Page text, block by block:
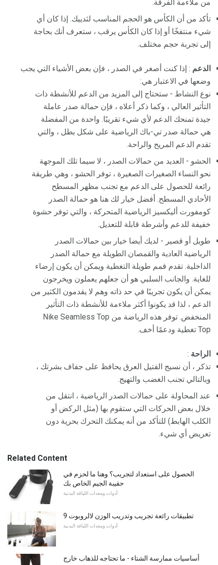
من ملاءمة الفرقة.
تأكد من أن الكأس هو الحجم المناسب لثدييك. إذا كان أي
شيء منتفخًا أو إذا كان الكأس يرقب ، ستعرف أنك بحاجة
إلى تجربة حجم مختلف.
الدعم : إذا كنت أصغر في الصدر ، فإن بعض الأشياء التي يجب
وضعها في الاعتبار هي:
نوع النشاط - ستحتاج إلى المزيد من الدعم للأنشطة ذات
التأثير العالي ، وكما ذكر أعلاه ، فإن حمالة صدر عاملة
جيدة تمنحك الدعم لأي شيء تقريبًا. واحدة من المفضلة
هي حمالة صدر تي-باك الرياضية على شكل بطل ، والتي
تقدم الدعم المريح والراحة.
الحشو - العديد من حمالات الصدر ، لا سيما تلك الموجهة
نحو النساء الصغيرات الصغيرة ، توفر الحشو ، وهي طريقة
رائعة للحصول على الدعم مع تجنب مظهر المسطح
الأحادي المسطح. أفضل خيار لك هنا هو حمالة الصدر
كومفورت أليكسيز الرياضية المتحركة ، والتي توفر حشوة
خفيفة للدعم وأشرطة قابلة للتعديل.
طويل أو قصير - لديك أيضا خيار بين حمالات الصدر
الرياضية العادية والقمصان الطويلة مع حمالة الصدر
الداخلية. تقدم قمم طويلة التغطية ويمكن أن يكون إرضاء
للغاية. والجانب السلبي هو أن جعلهم يعملون ويخرجون
يمكن أن يكون تجريبًا في حد ذاته وهم لا يقدمون الكثير من
الدعم ، لذا قد يكونوا أكثر ملاءمة للأنشطة ذات التأثير
المنخفض. توفر هذه الرياضة من Nike Seamless Top
Top تغطية ودعمًا أخف.
الراحة :
تذكر ، أن نسيج الفتيل العرق يحافظ على جفاف بشرتك ،
وبالتالي تجنب الغضب والتهيج.
عند المحاولة على حمالات الصدر الرياضية ، انتقل من
خلال بعض الحركات التي ستقوم بها (مثل الركض أو
الكلب الهابط) للتأكد من أنه يمكنك التحرك بحرية دون
تعريض أي شيء.
Related Content
الحصول على استعداد لتجريب؟ وهنا ما لحزم في
حقيبة الجيم الخاص بك
أدوات ومعدات اللياقة البدنية
9 تطبيقات رائعة تجريب وتدريب الوزن لالروبوت
أدوات ومعدات اللياقة البدنية
أساسيات ممارسة الشتاء - ما تحتاجه للذهاب خارج